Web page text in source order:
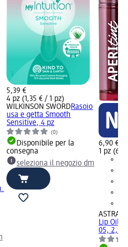
5,39 €
4 pz (1,35 € / 1 pz)
WILKINSON SWORDRasoio
usa e getta Smooth
Sensitive, 4 pz
(0)
Disponibile per la
consegna
seleziona il negozio dm
6,90 €
1 pz
ASTRA
Lip Oil
05, 2,9